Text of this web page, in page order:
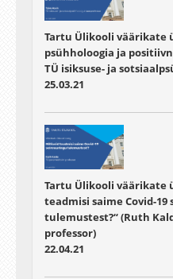
Tartu Ülikooli väärikate
psühholoogia ja
TÜ isiksuse- ja
25.03.21
Tartu Ülikooli väärikate
teadmisi saime Covid-
tulemustest?“ (Ruth
professor)
22.04.21